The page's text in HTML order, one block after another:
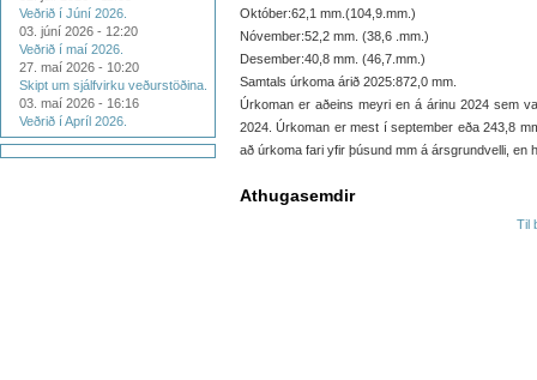
Veðrið í Júní 2026.
03. júní 2026 - 12:20
Veðrið í maí 2026.
27. maí 2026 - 10:20
Skipt um sjálfvirku veðurstöðina.
03. maí 2026 - 16:16
Veðrið í Apríl 2026.
Október:62,1 mm.(104,9.mm.)
Nóvember:52,2 mm. (38,6 .mm.)
Desember:40,8 mm. (46,7.mm.)
Samtals úrkoma árið 2025:872,0 mm.
Úrkoman er aðeins meyri en á árinu 2024 sem
2024. Úrkoman er mest í september eða 243,8
að úrkoma fari yfir þúsund mm á ársgrundvelli, en
Athugasemdir
Til